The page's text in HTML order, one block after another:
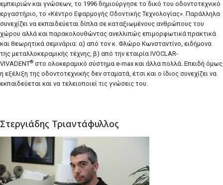
εμπειριών και γνώσεων, το 1996 δημιούργησε το δικό του οδοντοτεχνικό
εργαστήριο, το «Κέντρο Εφαρμογής Οδοντικής Τεχνολογίας». Παράλληλα
συνεχίζει να εκπαιδεύεται δίπλα σε καταξιωμένους ανθρώπους του
χώρου αλλά και παρακολουθώντας ανελλιπώς επιμορφωτικά πρακτικά
και θεωρητικά σεμινάρια: α) από τον κ. Φλώρο Κωνσταντίνο, ειδήμονα
της μεταλλοκεραμικής τέχνης, β) από την εταιρία IVOCLAR-
VIVADENT® στο ολοκεραμικό σύστημα e-max και άλλα πολλά. Επειδή όμως
η εξέλιξη της οδοντοτεχνικής δεν σταματά, έτσι και ο ίδιος συνεχίζει να
εκπαιδεύεται και να τελειοποιεί τις γνώσεις του.
Στεργιάδης Τριαντάφυλλος